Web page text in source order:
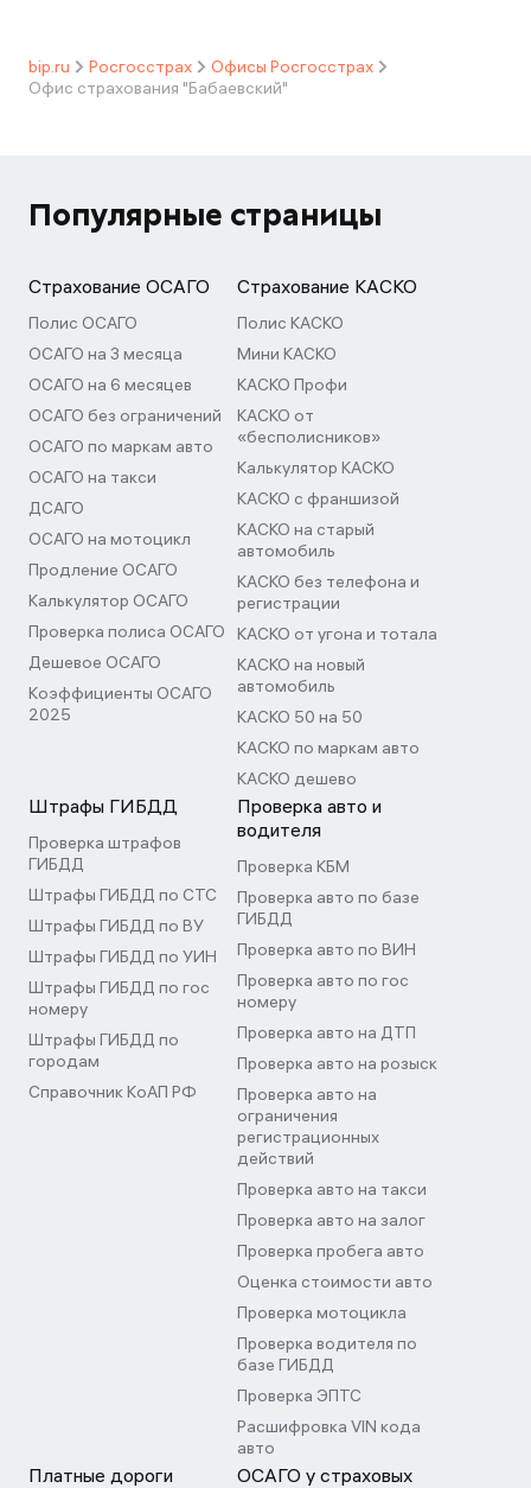
bip.ru Росгосстрах
Офисы Росгосстрах
Офис страхования "Бабаевский"
Популярные страницы
Страхование ОСАГО
Полис ОСАГО
ОСАГО на 3 месяца
ОСАГО на 6 месяцев
ОСАГО без ограничений
ОСАГО по маркам авто
ОСАГО на такси
ДСАГО
ОСАГО на мотоцикл
Продление ОСАГО
Калькулятор ОСАГО
Проверка полиса ОСАГО
Дешевое ОСАГО
Коэффициенты ОСАГО
2025
Страхование КАСКО
Полис КАСКО
Мини КАСКО
КАСКО Профи
КАСКО от
«бесполисников»
Калькулятор КАСКО
КАСКО с франшизой
КАСКО на старый
автомобиль
КАСКО без телефона и
регистрации
КАСКО от угона и тотала
КАСКО на новый
автомобиль
КАСКО 50 на 50
КАСКО по маркам авто
КАСКО дешево
Штрафы ГИБДД
Проверка штрафов
ГИБДД
Штрафы ГИБДД по СТС
Штрафы ГИБДД по ВУ
Штрафы ГИБДД по УИН
Штрафы ГИБДД по гос
номеру
Штрафы ГИБДД по
городам
Справочник КоАП РФ
Проверка авто и
водителя
Проверка КБМ
Проверка авто по базе
ГИБДД
Проверка авто по ВИН
Проверка авто по гос
номеру
Проверка авто на ДТП
Проверка авто на розыск
Проверка авто на
ограничения
регистрационных
действий
Проверка авто на такси
Проверка авто на залог
Проверка пробега авто
Оценка стоимости авто
Проверка мотоцикла
Проверка водителя по
базе ГИБДД
Проверка ЭПТС
Расшифровка VIN кода
авто
Платные дороги ОСАГО у страховых